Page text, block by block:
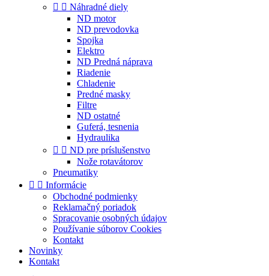
  Náhradné diely
ND motor
ND prevodovka
Spojka
Elektro
ND Predná náprava
Riadenie
Chladenie
Predné masky
Filtre
ND ostatné
Guferá, tesnenia
Hydraulika
  ND pre príslušenstvo
Nože rotavátorov
Pneumatiky
  Informácie
Obchodné podmienky
Reklamačný poriadok
Spracovanie osobných údajov
Používanie súborov Cookies
Kontakt
Novinky
Kontakt